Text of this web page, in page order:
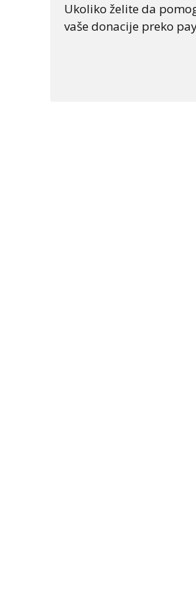
Ukoliko želite da
vaše donacije preko